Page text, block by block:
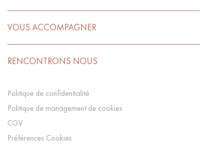
VOUS ACCOMPAGNER
RENCONTRONS NOUS
Politique de confidentialité
Politique de management de cookies
CGV
Préférences Cookies